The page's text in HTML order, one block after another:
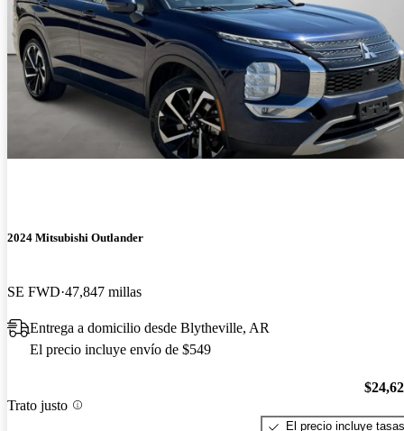
2024 Mitsubishi Outlander
SE FWD 47,847 millas
Entrega a domicilio desde Blytheville, AR
El precio incluye envío de $549
Trato justo
El precio incluye tasas